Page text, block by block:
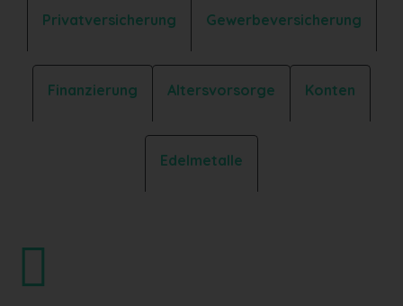
Privatversicherung Gewerbeversicherung
Finanzierung Altersvorsorge Konten
Edelmetalle